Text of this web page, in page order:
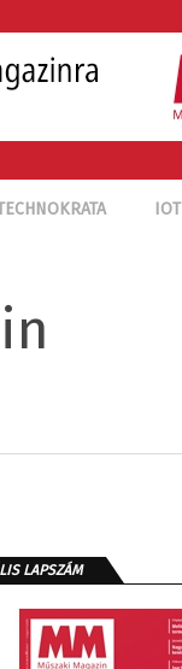
IOT
LAPSZÁM